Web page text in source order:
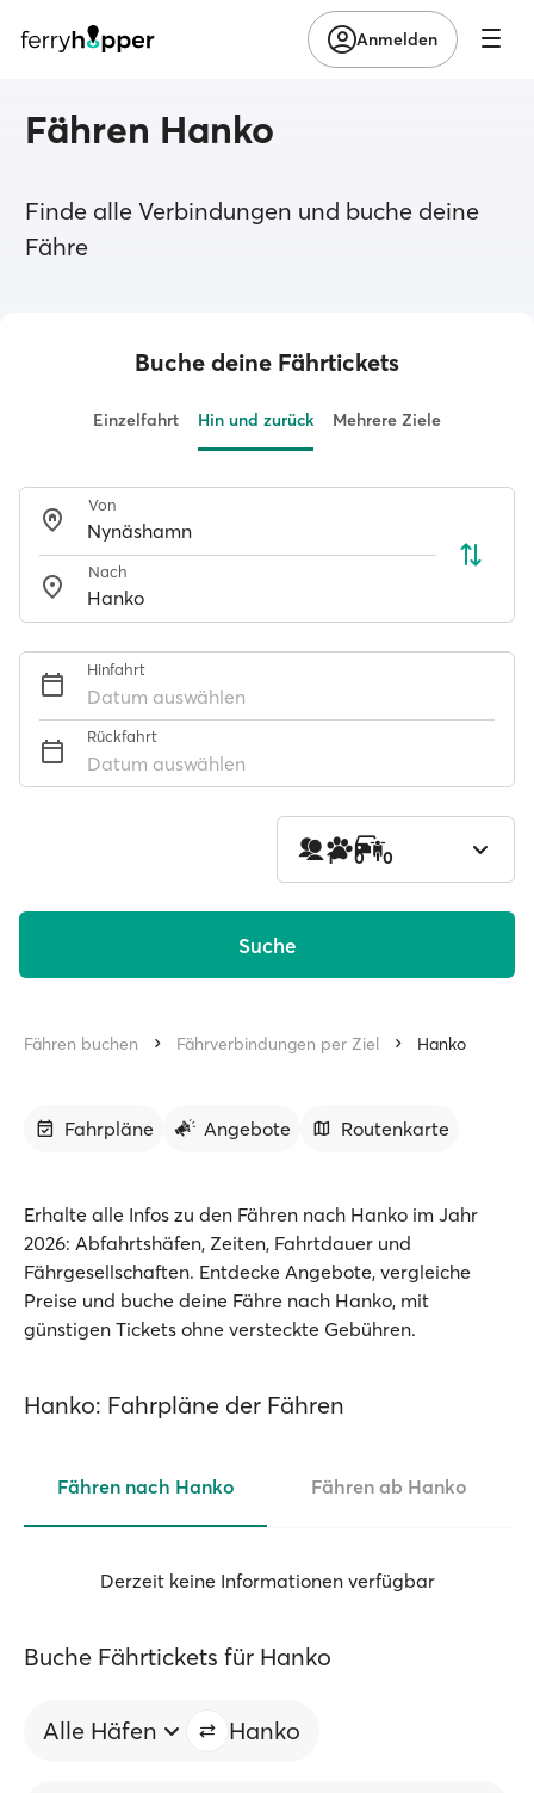
Anmelden
Fähren Hanko
Finde alle Verbindungen und buche deine
Fähre
Buche deine Fährtickets
Einzelfahrt Hin und zurück Mehrere Ziele
Von
Nach
Hinfahrt
Datum auswählen
Rückfahrt
Datum auswählen
1 0 0
Suche
Fähren buchen Fährverbindungen per Ziel Hanko
Fahrpläne Angebote Routenkarte
Erhalte alle Infos zu den Fähren nach Hanko im Jahr
2026: Abfahrtshäfen, Zeiten, Fahrtdauer und
Fährgesellschaften. Entdecke Angebote, vergleiche
Preise und buche deine Fähre nach Hanko, mit
günstigen Tickets ohne versteckte Gebühren.
Hanko: Fahrpläne der Fähren
Fähren nach Hanko Fähren ab Hanko
Derzeit keine Informationen verfügbar
Buche Fährtickets für Hanko
Alle Häfen Hanko